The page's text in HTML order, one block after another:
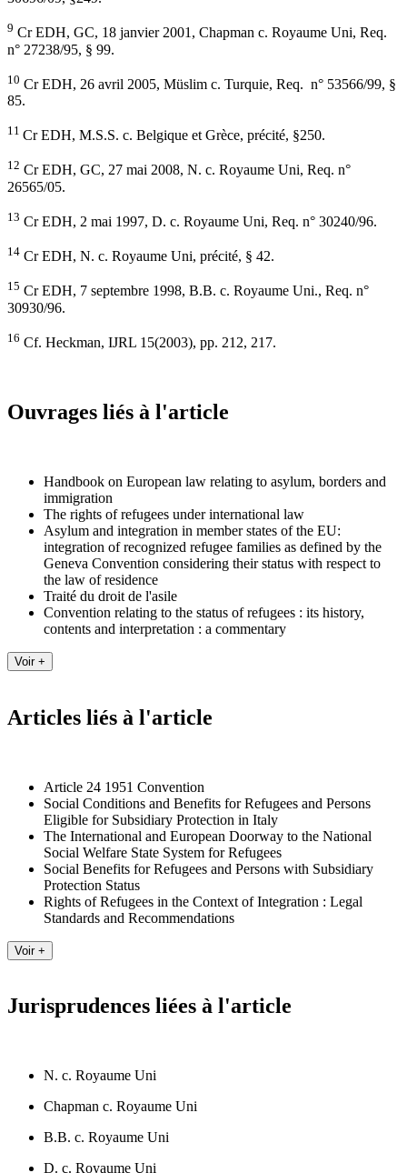
9 Cr EDH, GC, 18 janvier 2001, Chapman c. Royaume Uni, Req.
n° 27238/95, § 99.
10 Cr EDH, 26 avril 2005, Müslim c. Turquie, Req. n° 53566/99, §
85.
11 Cr EDH, M.S.S. c. Belgique et Grèce, précité, §250.
12 Cr EDH, GC, 27 mai 2008, N. c. Royaume Uni, Req. n°
26565/05.
13 Cr EDH, 2 mai 1997, D. c. Royaume Uni, Req. n° 30240/96.
14 Cr EDH, N. c. Royaume Uni, précité, § 42.
15 Cr EDH, 7 septembre 1998, B.B. c. Royaume Uni., Req. n°
30930/96.
16 Cf. Heckman, IJRL 15(2003), pp. 212, 217.
Ouvrages liés à l'article
Handbook on European law relating to asylum, borders and
immigration
The rights of refugees under international law
Asylum and integration in member states of the EU:
integration of recognized refugee families as defined by the
Geneva Convention considering their status with respect to
the law of residence
Traité du droit de l'asile
Convention relating to the status of refugees : its history,
contents and interpretation : a commentary
Articles liés à l'article
Article 24 1951 Convention
Social Conditions and Benefits for Refugees and Persons
Eligible for Subsidiary Protection in Italy
The International and European Doorway to the National
Social Welfare State System for Refugees
Social Benefits for Refugees and Persons with Subsidiary
Protection Status
Rights of Refugees in the Context of Integration : Legal
Standards and Recommendations
Jurisprudences liées à l'article
N. c. Royaume Uni
Chapman c. Royaume Uni
B.B. c. Royaume Uni
D. c. Royaume Uni